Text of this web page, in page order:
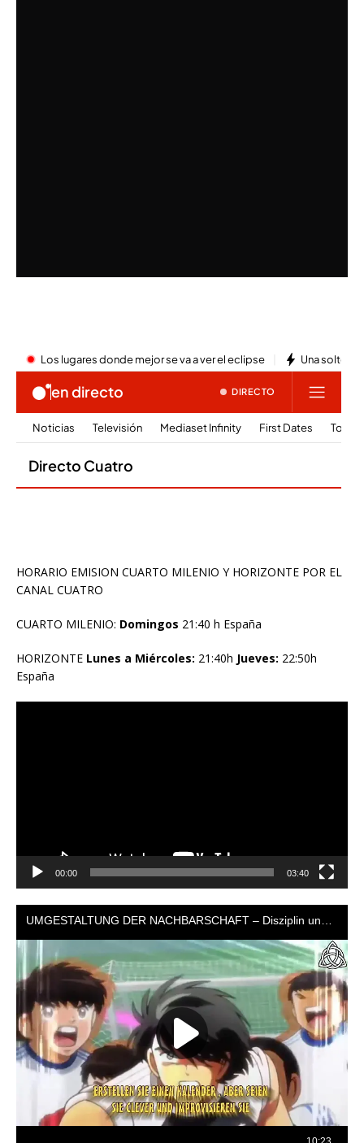
HORARIO EMISION CUARTO MILENIO Y HORIZONTE POR EL
CANAL CUATRO
CUARTO MILENIO: Domingos 21:40 h España
HORIZONTE Lunes a Miércoles: 21:40h Jueves: 22:50h
España
00:00 03:40